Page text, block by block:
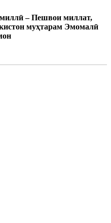
миллӣ – Пешвои миллат,
муҳтарам Эмомалӣ